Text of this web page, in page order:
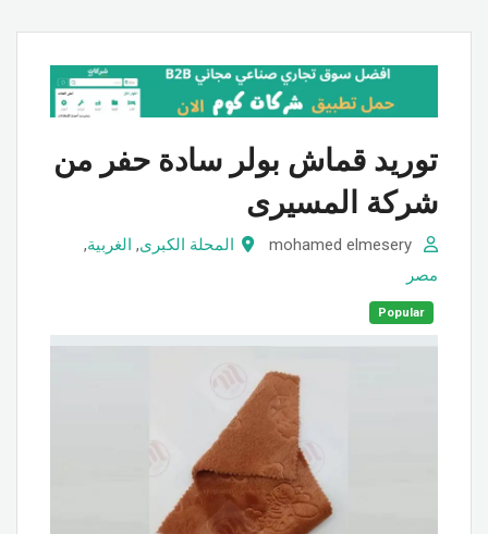
توريد قماش بولر سادة حفر من
شركة المسيرى
المحلة الكبرى, الغربية,
مصر
Popular